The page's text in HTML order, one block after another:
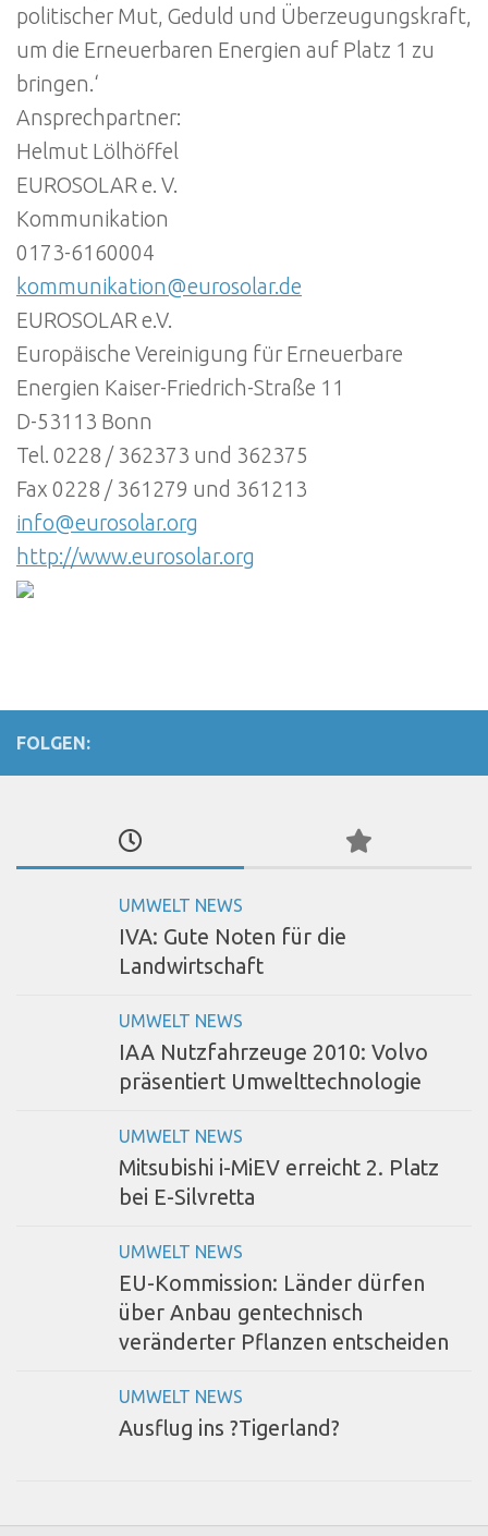
politischer Mut, Geduld und Überzeugungskraft,
um die Erneuerbaren Energien auf Platz 1 zu
bringen.‘
Ansprechpartner:
Helmut Lölhöffel
EUROSOLAR e. V.
Kommunikation
0173-6160004
kommunikation@eurosolar.de
EUROSOLAR e.V.
Europäische Vereinigung für Erneuerbare
Energien Kaiser-Friedrich-Straße 11
D-53113 Bonn
Tel. 0228 / 362373 und 362375
Fax 0228 / 361279 und 361213
info@eurosolar.org
http://www.eurosolar.org
FOLGEN:
UMWELT NEWS
IVA: Gute Noten für die
Landwirtschaft
UMWELT NEWS
IAA Nutzfahrzeuge 2010: Volvo
präsentiert Umwelttechnologie
UMWELT NEWS
Mitsubishi i-MiEV erreicht 2. Platz
bei E-Silvretta
UMWELT NEWS
EU-Kommission: Länder dürfen
über Anbau gentechnisch
veränderter Pflanzen entscheiden
UMWELT NEWS
Ausflug ins ?Tigerland?